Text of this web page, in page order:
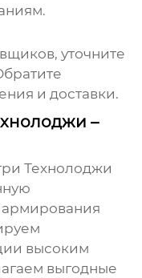
уточните
и доставки.
–
Технолоджи
армирования
высоким
выгодные